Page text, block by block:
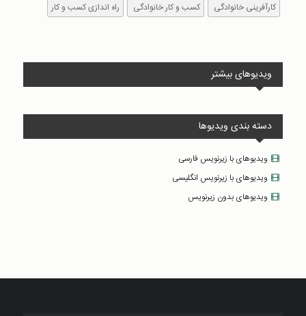
کارآفرینی خانوادگی کسب و کار خانوادگی راه اندازی کسب و کار
ویدیوهای بیشتر
دسته بندی ویدیوها
ویدیوهای با زیرنویس فارسی
ویدیوهای با زیرنویس انگلیسی
ویدیوهای بدون زیرنویس